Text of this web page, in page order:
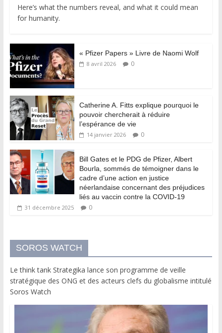
Here’s what the numbers reveal, and what it could mean
for humanity.
« Pfizer Papers » Livre de Naomi Wolf
8 avril 2026 0
Catherine A. Fitts explique pourquoi le
pouvoir chercherait à réduire
l’espérance de vie
14 janvier 2026 0
Bill Gates et le PDG de Pfizer, Albert
Bourla, sommés de témoigner dans le
cadre d’une action en justice
néerlandaise concernant des préjudices
liés au vaccin contre la COVID-19
31 décembre 2025 0
SOROS WATCH
Le think tank Strategika lance son programme de veille
stratégique des ONG et des acteurs clefs du globalisme intitulé
Soros Watch